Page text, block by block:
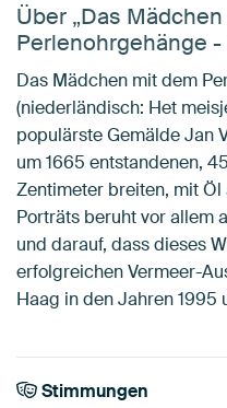
Über „Das
Perlenohrgehänge -
Das Mädchen mit dem
(niederländisch: Het
populärste Gemälde Jan
um 1665 entstandenen,
Zentimeter breiten, mit
Porträts beruht vor allem
und darauf, dass dieses
erfolgreichen Vermeer-
Haag in den Jahren 1995
Stimmungen